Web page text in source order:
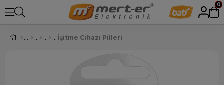
0
İşitme Cihazı Pilleri